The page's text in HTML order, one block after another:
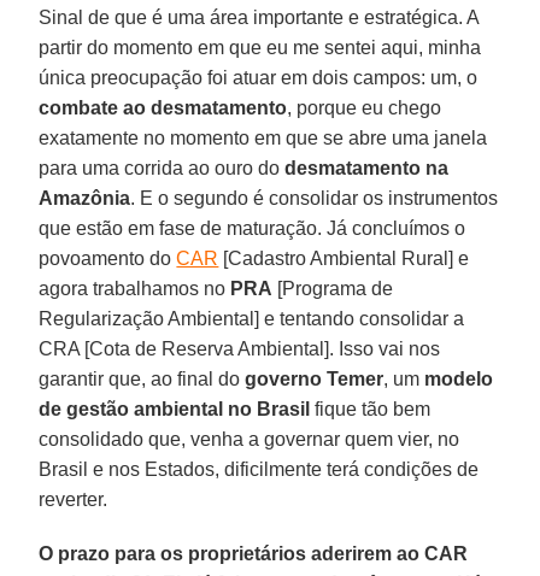
Sinal de que é uma área importante e estratégica. A
partir do momento em que eu me sentei aqui, minha
única preocupação foi atuar em dois campos: um, o
combate ao desmatamento, porque eu chego
exatamente no momento em que se abre uma janela
para uma corrida ao ouro dodesmatamento na
Amazônia. E o segundo é consolidar os instrumentos
que estão em fase de maturação. Já concluímos o
povoamento doCAR [Cadastro Ambiental Rural] e
agora trabalhamos no PRA [Programa de
Regularização Ambiental] e tentando consolidar a
CRA [Cota de Reserva Ambiental]. Isso vai nos
garantir que, ao final dogoverno Temer, um modelo
de gestão ambiental no Brasil fique tão bem
consolidado que, venha a governar quem vier, no
Brasil e nos Estados, dificilmente terá condições de
reverter.
O prazo para os proprietários aderirem ao CAR